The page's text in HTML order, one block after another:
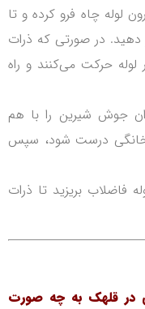
لوله چاه فرو کرده و تا
دهید. در صورتی که ذرات
حرکت می‌کنند و راه
جوش شیرین را با هم
خانگی درست شود، سپس
فاضلاب بریزید تا ذرات
در قلهک به چه صورت